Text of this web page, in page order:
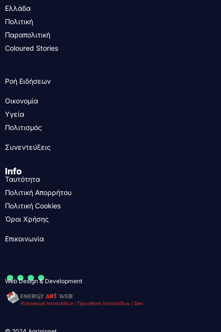
Ελλάδα
Πολιτική
Παραπολιτική
Coloured Stories
Ροή Ειδήσεων
Οικονομία
Υγεία
Πολιτισμός
Συνεντεύξεις
Info
Ταυτότητα
Πολιτική Απορρήτου
Πολιτική Cookies
Όροι Χρήσης
Επικοινωνία
....
Web Design & Development